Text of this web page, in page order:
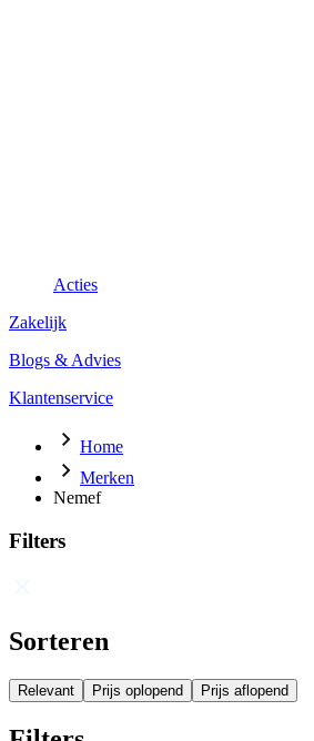
Acties
Zakelijk
Blogs & Advies
Klantenservice
Home
Merken
Nemef
Filters
Sorteren
Relevant Prijs oplopend Prijs aflopend